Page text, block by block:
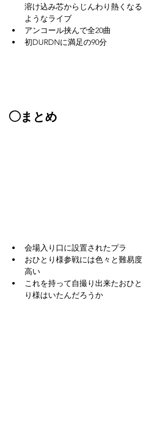
溶け込み芯からじんわり熱くなる
ようなライブ
アンコール挟んで全20曲
初DURDNに満足の90分
◯まとめ
会場入り口に設置されたプラ
おひとり様参戦には色々と難易度
高い
これを持って自撮り出来たおひと
り様はいたんだろうか